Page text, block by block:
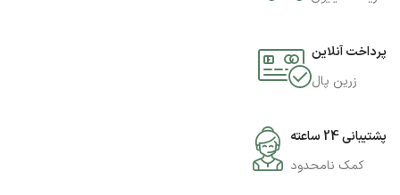
پرداخت آنلاین
زرین پال
پشتیبانی 24 ساعته
کمک نامحدود